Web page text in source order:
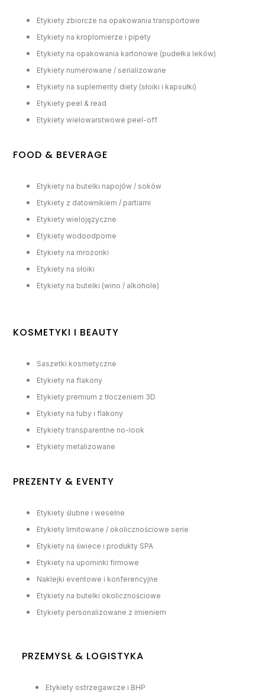
Etykiety zbiorcze na opakowania transportowe
Etykiety na kroplomierze i pipety
Etykiety na opakowania kartonowe (pudełka leków)
Etykiety numerowane / serializowane
Etykiety na suplementy diety (słoiki i kapsułki)
Etykiety peel & read
Etykiety wielowarstwowe peel-off
FOOD & BEVERAGE
Etykiety na butelki napojów / soków
Etykiety z datownikiem / partiami
Etykiety wielojęzyczne
Etykiety wodoodporne
Etykiety na mrożonki
Etykiety na słoiki
Etykiety na butelki (wino / alkohole)
KOSMETYKI I BEAUTY
Saszetki kosmetyczne
Etykiety na flakony
Etykiety premium z tłoczeniem 3D
Etykiety na tuby i flakony
Etykiety transparentne no-look
Etykiety metalizowane
PREZENTY & EVENTY
Etykiety ślubne i weselne
Etykiety limitowane / okolicznościowe serie
Etykiety na świece i produkty SPA
Etykiety na upominki firmowe
Naklejki eventowe i konferencyjne
Etykiety na butelki okolicznościowe
Etykiety personalizowane z imieniem
PRZEMYSŁ & LOGISTYKA
Etykiety ostrzegawcze i BHP